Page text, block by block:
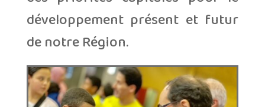
développement présent et futur
de notre Région.